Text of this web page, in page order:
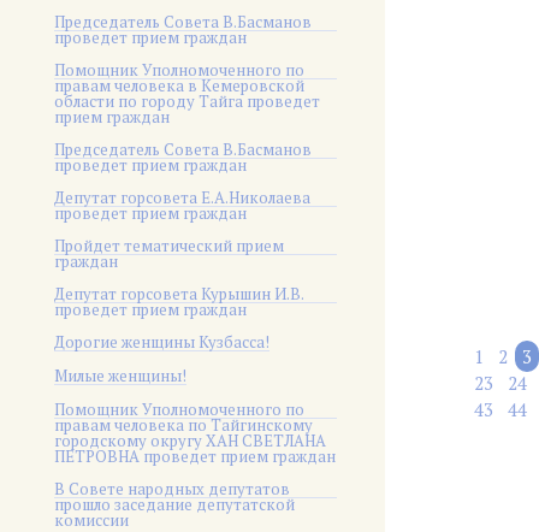
Председатель Совета В.Басманов
проведет прием граждан
Помощник Уполномоченного по
правам человека в Кемеровской
области по городу Тайга проведет
прием граждан
Председатель Совета В.Басманов
проведет прием граждан
Депутат горсовета Е.А.Николаева
проведет прием граждан
Пройдет тематический прием
граждан
Депутат горсовета Курышин И.В.
проведет прием граждан
Дорогие женщины Кузбасса!
Милые женщины!
Помощник Уполномоченного по
правам человека по Тайгинскому
городскому округу ХАН СВЕТЛАНА
ПЕТРОВНА проведет прием граждан
В Совете народных депутатов
прошло заседание депутатской
комиссии
1 2
3
23
24
43
44